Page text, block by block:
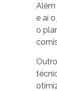
e aí
o